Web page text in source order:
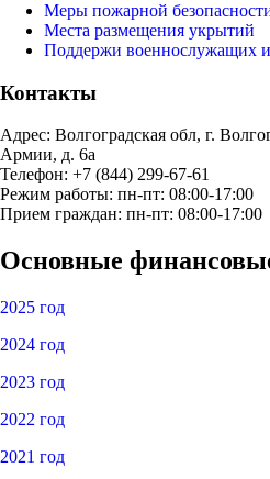
Меры пожарной
Места размещения укрытий
Поддержи военнослужащих и
Контакты
Адрес: Волгоградская обл, г.
Армии, д. 6а
Телефон: +7 (844) 299-67-61
Режим работы: пн-пт: 08:00-17:00
Прием граждан: пн-пт: 08:00-17:00
Основные
2025 год
2024 год
2023 год
2022 год
2021 год